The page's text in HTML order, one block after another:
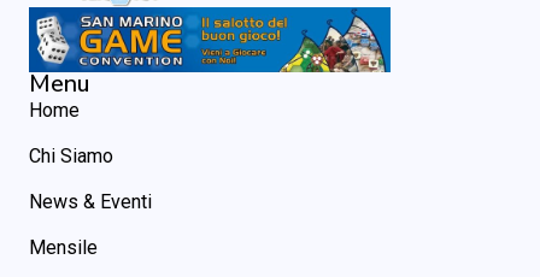
Menu
Home
Chi Siamo
News & Eventi
Mensile